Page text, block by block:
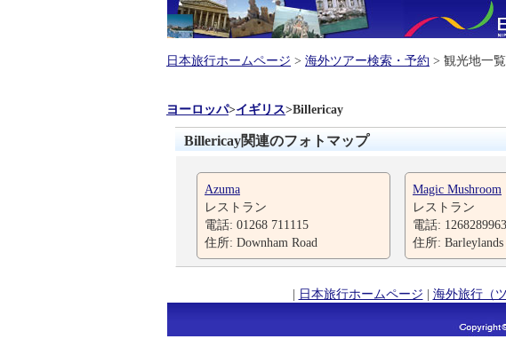
日本旅行ホームページ > 海外ツアー検索・予約 > 観光地一覧
ヨーロッパ>イギリス>Billericay
Billericay関連のフォトマップ
Azuma
レストラン
電話: 01268 711115
住所: Downham Road
Magic Mushroom
レストラン
電話: 1268289963
住所: Barleylands
| 日本旅行ホームページ | 海外旅行（